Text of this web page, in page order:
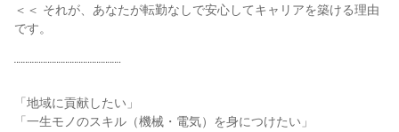
＜＜ それが、あなたが転勤なしで安心してキャリアを築ける理由
です。
¨¨¨¨¨¨¨¨¨¨¨¨¨¨¨¨¨¨¨¨¨¨¨¨
「地域に貢献したい」
「一生モノのスキル（機械・電気）を身につけたい」